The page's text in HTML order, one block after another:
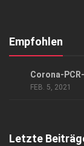
Kontakt,
Empfohlen
Corona-
FEB. 5, 2021
Letzte